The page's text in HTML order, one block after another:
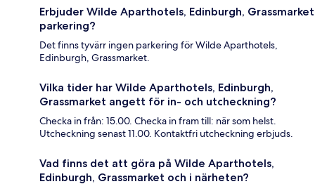
Erbjuder Wilde Aparthotels, Edinburgh, Grassmarket
parkering?
Det finns tyvärr ingen parkering för Wilde Aparthotels,
Edinburgh, Grassmarket.
Vilka tider har Wilde Aparthotels, Edinburgh,
Grassmarket angett för in- och utcheckning?
Checka in från: 15.00. Checka in fram till: när som helst.
Utcheckning senast 11.00. Kontaktfri utcheckning erbjuds.
Vad finns det att göra på Wilde Aparthotels,
Edinburgh, Grassmarket och i närheten?